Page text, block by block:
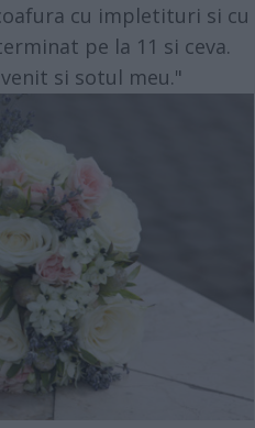
cu impletituri si cu
pe la 11 si ceva.
si sotul meu."